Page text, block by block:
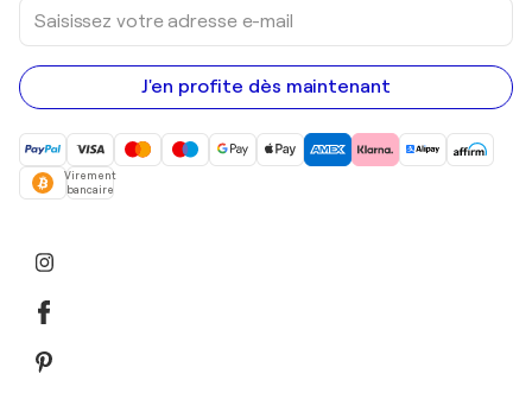
Saisissez
votre
adresse
e-
mail
J'en profite dès maintenant
Virement
bancaire